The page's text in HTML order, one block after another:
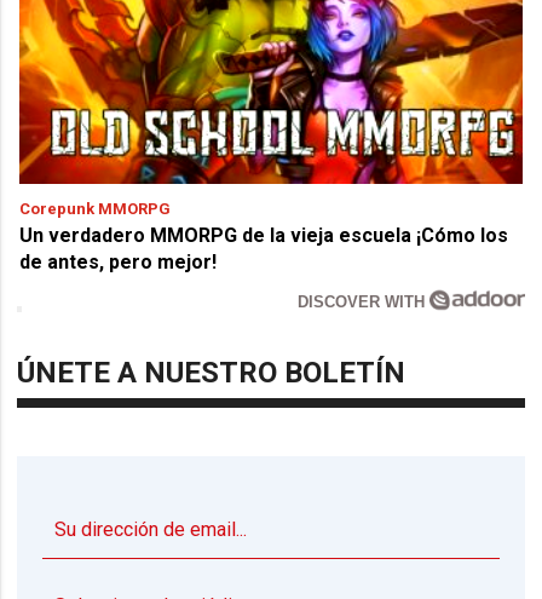
Corepunk MMORPG
Un verdadero MMORPG de la vieja escuela ¡Cómo los
de antes, pero mejor!
DISCOVER WITH
ÚNETE A NUESTRO BOLETÍN